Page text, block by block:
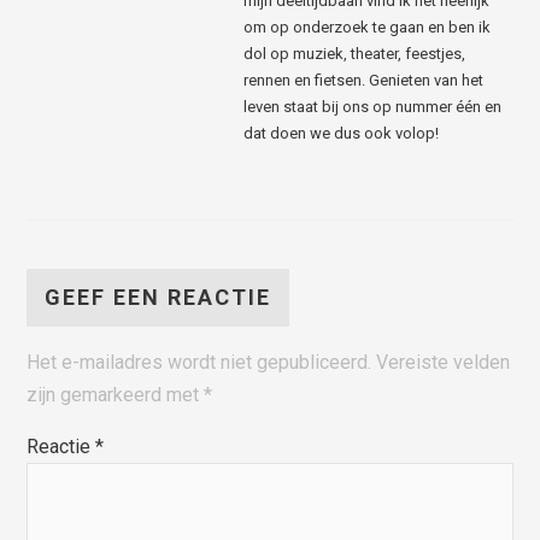
om op onderzoek te gaan en ben ik
dol op muziek, theater, feestjes,
rennen en fietsen. Genieten van het
leven staat bij ons op nummer één en
dat doen we dus ook volop!
GEEF EEN REACTIE
Het e-mailadres wordt niet gepubliceerd. Vereiste velden
zijn gemarkeerd met*
Reactie*